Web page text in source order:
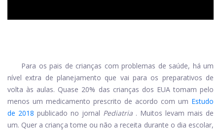
Para os pais de crianças com problemas de saúde, há um
nível extra de planejamento que vai para os preparativos de
volta às aulas. Quase 20% das crianças dos EUA tomam pelo
menos um medicamento prescrito de acordo com um Estudo
de 2018 publicado no jornal Pediatria . Muitos levam mais de
um. Quer a criança tome ou não a receita durante o dia escolar,